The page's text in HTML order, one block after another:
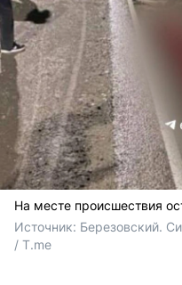
На месте происшествия
Источник: Березовский.
/ T.me